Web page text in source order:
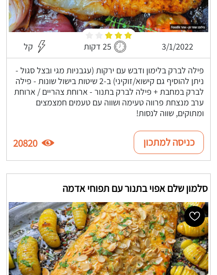
3/1/2022 25 דקות קל
פילה לברק בלימון ודבש עם ירקות (עגבניות מגי ובצל סגול -
ניתן להוסיף גם קישוא/זוקיני) ב-2 שיטות בישול שונות - פילה
לברק במחבת + פילה לברק בתנור - ארוחת צהריים / ארוחת
ערב מנצחת פרווה טעימה ושווה עם טעמים חמצמצים
ומתוקים, שווה לנסות!
כניסה למתכון 20820
סלמון שלם אפוי בתנור עם תפוחי אדמה